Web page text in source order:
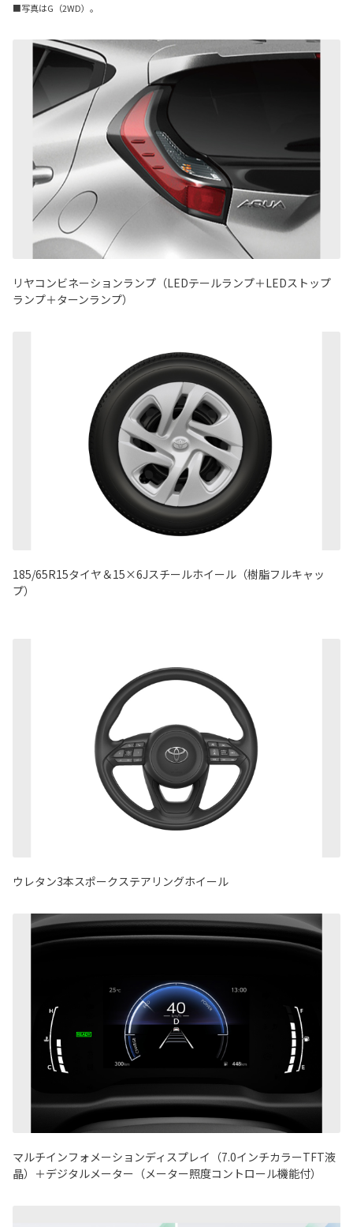
■写真はG（2WD）。
リヤコンビネーションランプ（LEDテールランプ＋LEDストップ
ランプ＋ターンランプ）
185/65R15タイヤ＆15×6Jスチールホイール（樹脂フルキャッ
プ）
ウレタン3本スポークステアリングホイール
マルチインフォメーションディスプレイ（7.0インチカラーTFT液
晶）＋デジタルメーター（メーター照度コントロール機能付）